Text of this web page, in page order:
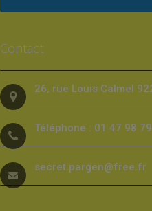
Contact
26, rue Louis Calmel
Téléphone : 01 47 98
secret.pargen@free.fr